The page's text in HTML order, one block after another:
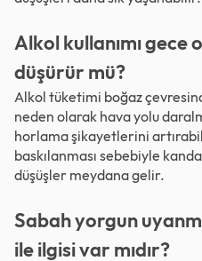
Alkol kullanımı gece
düşürür mü?
Alkol tüketimi boğaz
neden olarak hava yolu
horlama şikayetlerini
baskılanması sebebiyle
düşüşler meydana gelir.
Sabah yorgun
ile ilgisi var mıdır?